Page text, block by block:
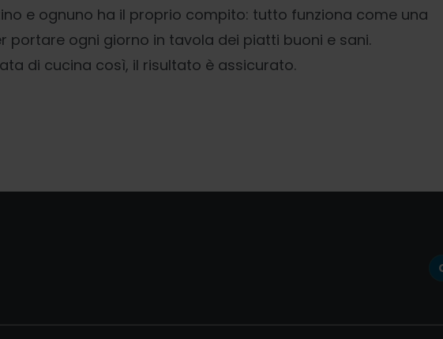
e ognuno ha il proprio compito: tutto funziona come una
portare ogni giorno in tavola dei piatti buoni e sani.
di cucina così, il risultato è assicurato.